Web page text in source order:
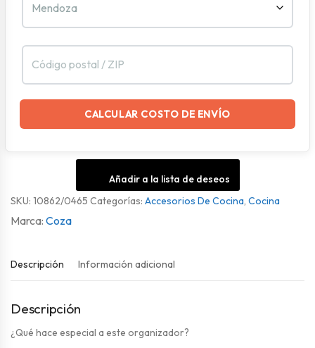
CALCULAR COSTO DE ENVÍO
Añadir a la lista de deseos
SKU: 10862/0465 Categorías: Accesorios De Cocina Cocina
Coza
Descripción Información adicional
Descripción
¿Qué hace especial a este organizador?